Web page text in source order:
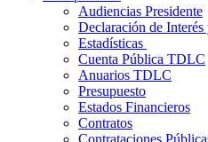
Audiencias Presidente
Declaración de
Estadísticas
Cuenta Pública TDLC
Anuarios TDLC
Presupuesto
Estados Financieros
Contratos